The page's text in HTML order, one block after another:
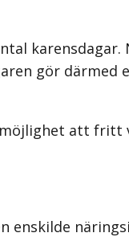
karensdagar.
gör därmed
att fritt
enskilde